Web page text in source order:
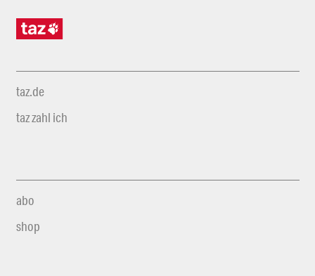
taz.de
taz zahl ich
abo
shop